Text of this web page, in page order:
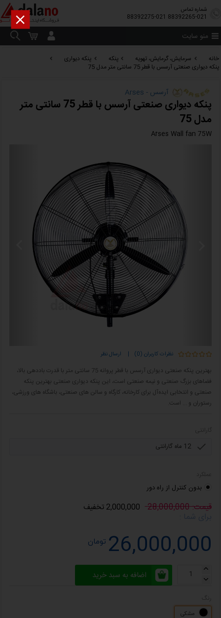
شماره تماس
88392265-021
88392275-021
منو سایت
خانه سرمایش، گرمایش، تهویه پنکه
پنکه دیواری
پنکه دیواری صنعتی آرسس با قطر 75 سانتی متر مدل 75
آرسس - Arses
پنکه دیواری صنعتی آرسس با قطر 75 سانتی متر
مدل 75
Aَrses Wall fan 75W
نظرات کاربران (0) | ارسال نظر
بهترین پنکه صنعتی دیواری آرسس با قطر پروانه 75 سانتی متر با قدرت باددهی بالا،
فضاهای بزرگ صنعتی و نیمه صنعتی است، این پنکه دیواری صنعتی بهترین پنکه
صنعتی و انتخابی ایده‌آل برای کارخانه، کارگاه و سالن‌ های صنعتی، باشگاه های ورزشی،
رستوران و ... است.
بدون کنترل از راه دور
قیمت: 28,000,000 2,000,000 تخفیف
26,000,000 تومان
اضافه به سبد خرید
مشکی
